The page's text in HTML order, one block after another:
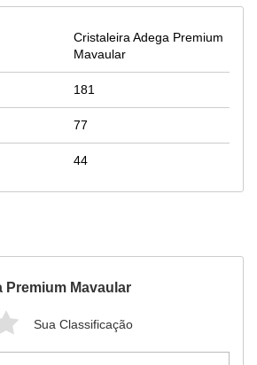
Cristaleira Adega Premium
Mavaular
181
77
44
Premium Mavaular
Sua Classificação